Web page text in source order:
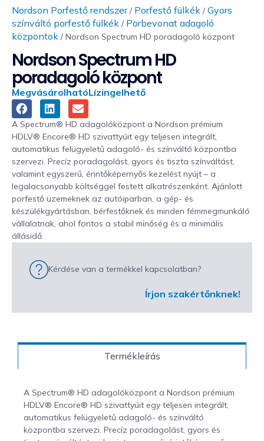
Nordson Porfestő rendszer/ Porfestő fülkék /Gyors
színváltó porfestő fülkék / Porbevonat adagoló
központok / Nordson Spectrum HD poradagoló központ
Nordson Spectrum HD
poradagoló központ
MegvásárolhatóLízingelhető
A Spectrum® HD adagolóközpont a Nordson prémium
HDLV® Encore® HD szivattyúit egy teljesen integrált,
automatikus felügyeletű adagoló- és színváltó központba
szervezi. Precíz poradagolást, gyors és tiszta színváltást,
valamint egyszerű, érintőképernyős kezelést nyújt – a
legalacsonyabb költséggel festett alkatrészenként. Ajánlott
porfestő üzemeknek az autóiparban, a gép- és
készülékgyártásban, bérfestőknek és minden fémmegmunkáló
vállalatnak, ahol fontos a stabil minőség és a minimális
állásidő.
Kérdése van a termékkel kapcsolatban?
Írjon szakértőnknek!
Termékleírás
A Spectrum® HD adagolóközpont a Nordson prémium
HDLV® Encore® HD szivattyúit egy teljesen integrált,
automatikus felügyeletű adagoló- és színváltó
központba szervezi. Precíz poradagolást, gyors és